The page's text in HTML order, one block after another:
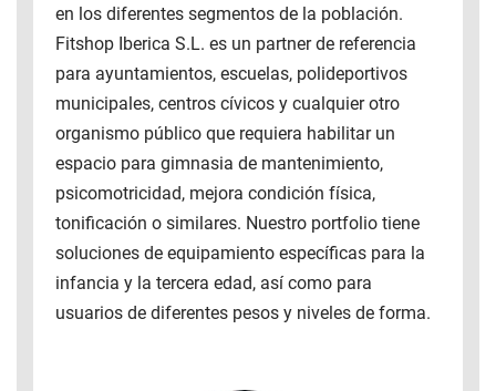
en los diferentes segmentos de la población.
Fitshop Iberica S.L. es un partner de referencia
para ayuntamientos, escuelas, polideportivos
municipales, centros cívicos y cualquier otro
organismo público que requiera habilitar un
espacio para gimnasia de mantenimiento,
psicomotricidad, mejora condición física,
tonificación o similares. Nuestro portfolio tiene
soluciones de equipamiento específicas para la
infancia y la tercera edad, así como para
usuarios de diferentes pesos y niveles de forma.